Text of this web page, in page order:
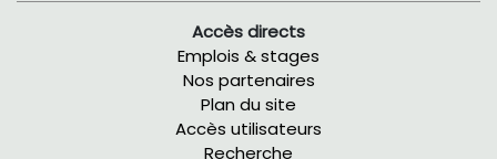
Accès directs
Emplois & stages
Nos partenaires
Plan du site
Accès utilisateurs
Recherche